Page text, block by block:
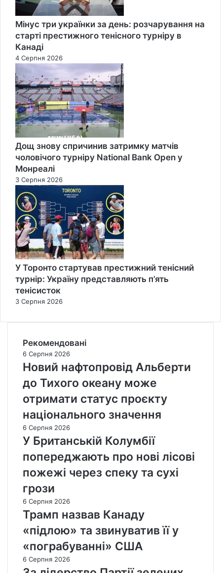
Мінус три українки за день: розчарування на
старті престижного тенісного турніру в
Канаді
4 Серпня 2026
Дощ знову спричинив затримку матчів
чоловічого турніру National Bank Open у
Монреалі
3 Серпня 2026
У Торонто стартував престижний тенісний
турнір: Україну представляють п’ять
тенісисток
3 Серпня 2026
Рекомендовані
6 Серпня 2026
Новий нафтопровід Альберти
до Тихого океану може
отримати статус проєкту
національного значення
6 Серпня 2026
У Британській Колумбії
попереджають про нові лісові
пожежі через спеку та сухі
грози
6 Серпня 2026
Трамп назвав Канаду
«підлою» та звинуватив її у
«пограбуванні» США
6 Серпня 2026